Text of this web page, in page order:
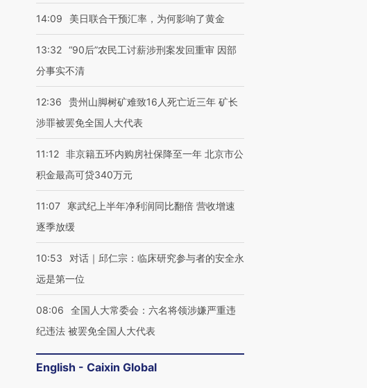
14:09 美日联合干预汇率，为何影响了黄金
13:32 “90后”农民工讨薪涉刑案发回重审 因部
分事实不清
12:36
贵州山脚树矿难致16人死亡近三年 矿长
涉罪被罢免全国人大代表
11:12 非京籍五环内购房社保降至一年 北京市公
积金最高可贷340万元
11:07
寒武纪上半年净利润同比翻倍 营收增速
逐季放缓
10:53
对话｜邱仁宗：临床研究参与者的安全永
远是第一位
08:06
全国人大常委会：六名将领涉嫌严重违
纪违法 被罢免全国人大代表
English - Caixin Global